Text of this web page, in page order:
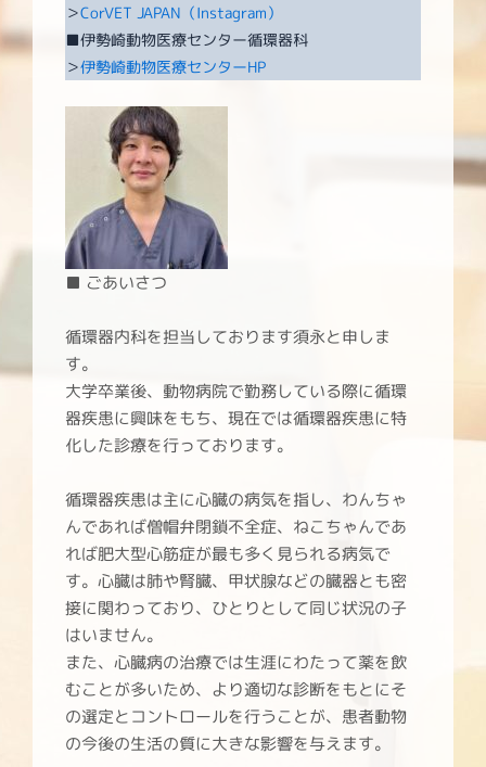
＞CorVET JAPAN（Instagram）
■伊勢崎動物医療センター循環器科
＞伊勢崎動物医療センターHP
■ ごあいさつ
循環器内科を担当しております須永と申しま
す。
大学卒業後、動物病院で勤務している際に循環
器疾患に興味をもち、現在では循環器疾患に特
化した診療を行っております。
循環器疾患は主に心臓の病気を指し、わんちゃ
んであれば僧帽弁閉鎖不全症、ねこちゃんであ
れば肥大型心筋症が最も多く見られる病気で
す。心臓は肺や腎臓、甲状腺などの臓器とも密
接に関わっており、ひとりとして同じ状況の子
はいません。
また、心臓病の治療では生涯にわたって薬を飲
むことが多いため、より適切な診断をもとにそ
の選定とコントロールを行うことが、患者動物
の今後の生活の質に大きな影響を与えます。